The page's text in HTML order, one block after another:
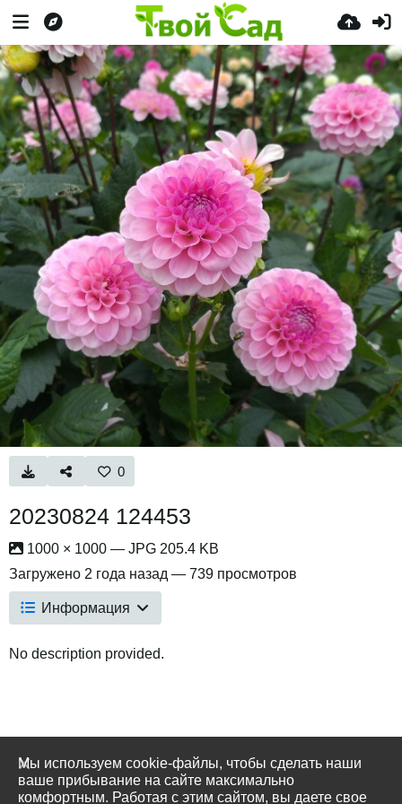
0
20230824 124453
1000 × 1000 — JPG 205.4 KB
Загружено 2 года назад — 739 просмотров
Информация
No description provided.
Мы используем cookie-файлы, чтобы сделать наши
ваше прибывание на сайте максимально
комфортным. Работая с этим сайтом, вы даете свое